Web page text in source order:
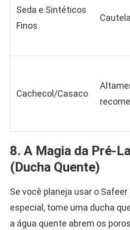
Seda e Sintéticos
Finos
Cautela
Cachecol/Casaco
8. A Magia da Pré-
(Ducha Quente)
Se você planeja usar o
especial, tome uma ducha
a água quente abrem os